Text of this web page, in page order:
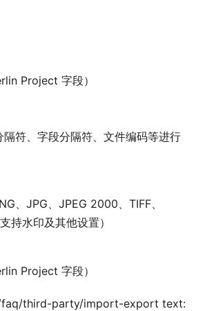
Project 字段）
隔符、字段分隔符、文件编码等进行
、JPG、JPEG 2000、TIFF、
持水印及其他设置）
Project 字段）
faq/third-party/import-export text: